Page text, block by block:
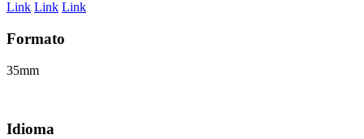
Link Link Link
Formato
35mm
Idioma